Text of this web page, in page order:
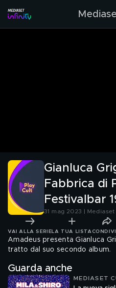
Gianluca
Fabbrica di
Festivalbar
31 mag 2023 |
VAI ALLA SERIE LA TUA LISTA
Amadeus presenta Gianluca
tratto dal suo secondo album.
Guarda anche
MEDIASET